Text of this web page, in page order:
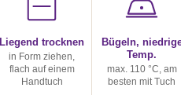
Liegend trocknen
in Form ziehen,
flach auf einem
Handtuch
Bügeln,
Temp.
max. 110 °C, am
besten mit Tuch